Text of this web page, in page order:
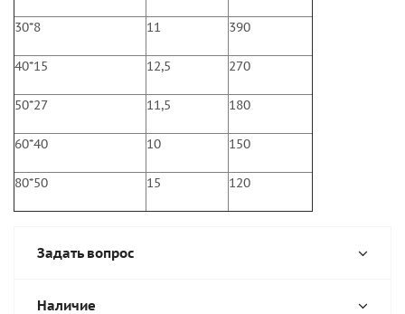
30*8 11 390
40*15 12,5 270
50*27 11,5 180
60*40 10 150
80*50 15 120
Задать вопрос
Наличие